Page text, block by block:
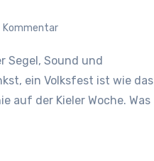
Kommentar
ein Volksfest ist wie das
auf der Kieler Woche. Was